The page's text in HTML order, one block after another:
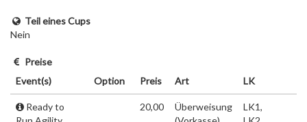
Teil eines Cups
Nein
Preise
Event(s)
Option Preis Art LK
Ready to
20,00
Überweisung
LK1,